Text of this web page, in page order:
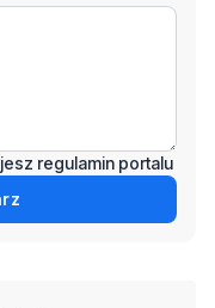
regulamin portalu